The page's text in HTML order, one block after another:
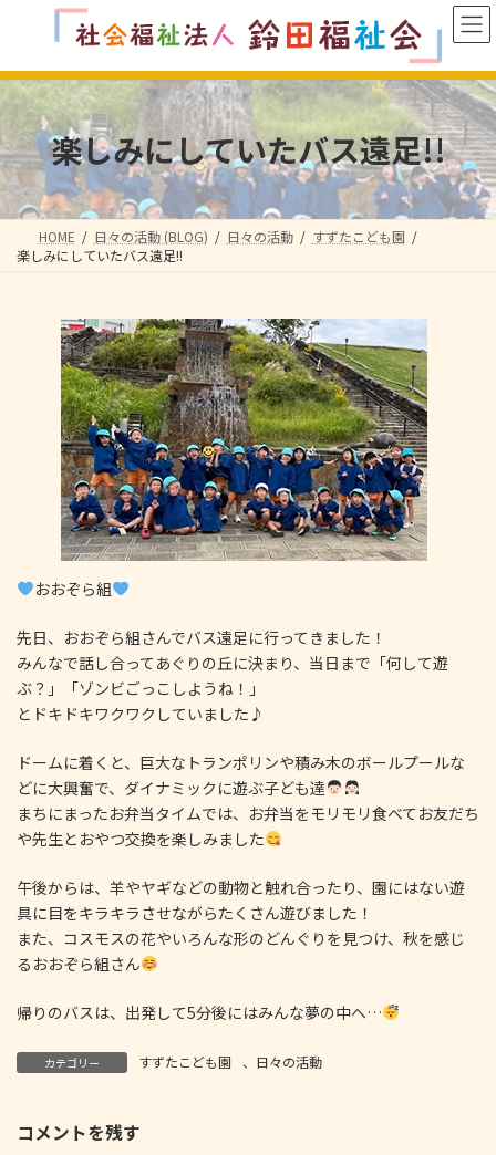
ン
ツ
ス
キ
ッ
ー
シ
ン
に
移
楽しみにしていたバス遠足!!
HOME 日々の活動 (BLOG) 日々の活動
すずたこども園
楽しみにしていたバス遠足!!
おおぞら組
先日、おおぞら組さんでバス遠足に行ってきました！
みんなで話し合ってあぐりの丘に決まり、当日まで「何して遊
ぶ？」「ゾンビごっこしようね！」
とドキドキワクワクしていました♪
ドームに着くと、巨大なトランポリンや積み木のボールプールな
どに大興奮で、ダイナミックに遊ぶ子ども達
まちにまったお弁当タイムでは、お弁当をモリモリ食べてお友だち
や先生とおやつ交換を楽しみました
午後からは、羊やヤギなどの動物と触れ合ったり、園にはない遊
具に目をキラキラさせながらたくさん遊びました！
また、コスモスの花やいろんな形のどんぐりを見つけ、秋を感じ
るおおぞら組さん
帰りのバスは、出発して5分後にはみんな夢の中へ…
カテゴリー すずたこども園 、 日々の活動
コメントを残す